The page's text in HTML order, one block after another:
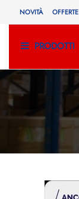
NOVITÀ OFFERTE
PRODOTTI